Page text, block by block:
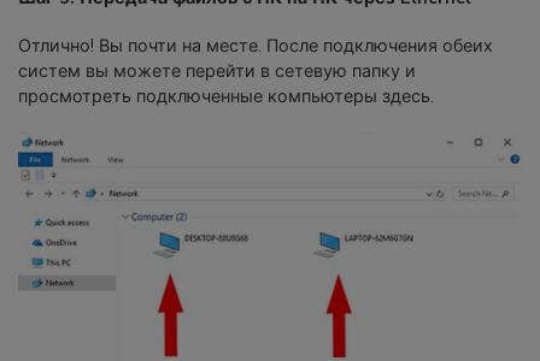
Отлично! Вы почти на месте. После подключения обеих
систем вы можете перейти в сетевую папку и
просмотреть подключенные компьютеры здесь.